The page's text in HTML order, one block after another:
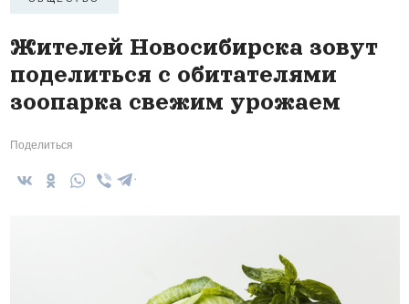
Жителей Новосибирска зовут
поделиться с обитателями
зоопарка свежим урожаем
Поделиться